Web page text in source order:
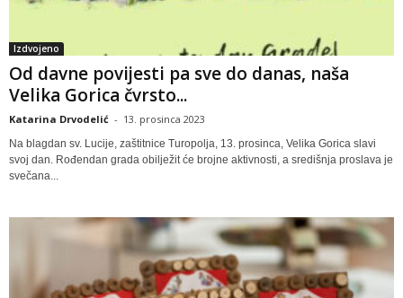
Izdvojeno
Od davne povijesti pa sve do danas, naša
Velika Gorica čvrsto...
Katarina Drvodelić - 13. prosinca 2023
Na blagdan sv. Lucije, zaštitnice Turopolja, 13. prosinca, Velika Gorica slavi
svoj dan. Rođendan grada obilježit će brojne aktivnosti, a središnja proslava je
svečana...